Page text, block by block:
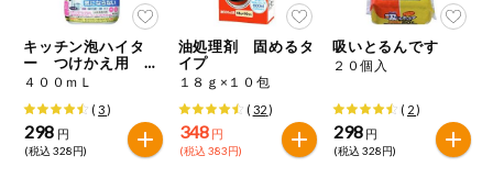
ポイントがも
らえる！
お弁当用商品
キッチン泡ハイタ
ー つけかえ用 無
臭性（塩素系）
４００ｍＬ
(3)
298 円
(税込 328円)
油処理剤 固めるタ
イプ
１８ｇ×１０包
( 32)
348 円
(税込 383円)
吸いとるんです
２０個入
( 2)
298 円
(税込 328円)